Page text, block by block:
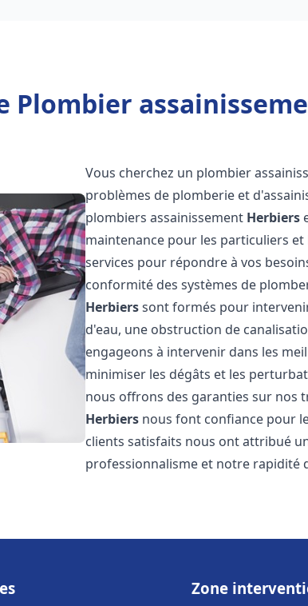
Plombier
Vous cherchez un plombier
problèmes de plomberie et
plombiers assainissement Herbiers
maintenance pour les particuliers
services pour répondre à vos
conformité des systèmes de
Herbierssont formés pour
d'eau, une obstruction de
engageons à intervenir dans les
minimiser les dégâts et les
nous offrons des garanties sur nos
Herbiers nous font confiance pour
clients satisfaits nous ont attribué
professionnalisme et notre rapidité
Zone